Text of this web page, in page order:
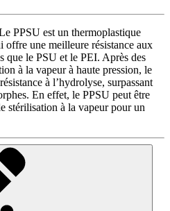
PPSU est un thermoplastique
offre une meilleure résistance aux
que le PSU et le PEI. Après des
à la vapeur à haute pression, le
à l’hydrolyse, surpassant
En effet, le PPSU peut être
stérilisation à la vapeur pour un